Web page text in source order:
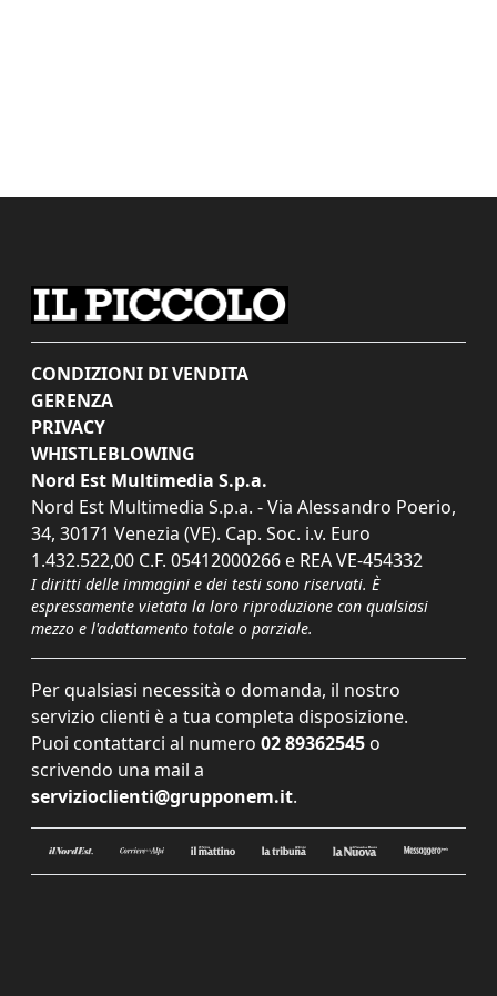
CONDIZIONI DI VENDITA
GERENZA
PRIVACY
WHISTLEBLOWING
Nord Est Multimedia S.p.a.
Nord Est Multimedia S.p.a. - Via Alessandro Poerio,
34, 30171 Venezia (VE). Cap. Soc. i.v. Euro
1.432.522,00 C.F. 05412000266 e REA VE-454332
I diritti delle immagini e dei testi sono riservati. È
espressamente vietata la loro riproduzione con qualsiasi
mezzo e l'adattamento totale o parziale.
Per qualsiasi necessità o domanda, il nostro
servizio clienti è a tua completa disposizione.
Puoi contattarci al numero 02 89362545 o
scrivendo una mail a
servizioclienti@grupponem.it.